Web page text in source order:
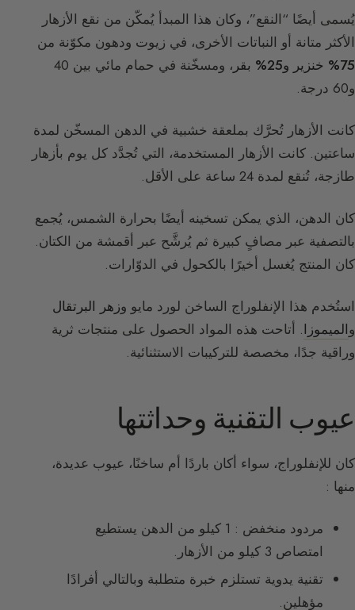
يُسمى أيضًا “النقع”، وكان هذا المبدأ يُمكّن من نقع الأزهار
الأكثر متانة أو النباتات الأخرى، في زيوت ودهون مكوّنة من
75% خنزير و25% بقر
، ومسخّنة في حمام مائي بين 40
و60 درجة.
كانت الأزهار تُحرَّك بملعقة خشبية في الدهن المسخّن لمدة
ساعتين. كانت الأزهار المستخدمة، التي تُجدَّد كل يوم بأزهار
طازجة، تُنقع لمدة 24 ساعة على الأقل.
كان الدهن، الذي يمكن تسخينه أيضًا بحرارة الشمس، يُجمع
بالتصفية عبر مصافٍ كبيرة ثم يُرشَّح عبر أقمشة من الكتان.
كان المنتج يُغسل أخيرًا بالكحول في الدوّارات.
استُخدم هذا الإنفلوراج الساخن لورد مايو وزهر البرتقال
والميموزا. أتاحت هذه المواد الحصول على منتجات ثرية
وراقية جدًا، مخصصة للتركيبات الاستثنائية.
عيوب التقنية وحداثتها
كان للإنفلوراج، سواء أكان باردًا أم ساخنًا، عيوب عديدة،
منها :
مردود منخفض : 1 كيلو من الدهن يستطيع
امتصاص 3 كيلو من الأزهار.
تقنية يدوية تستلزم خبرة متطلبة وبالتالي أفرادًا
مؤهلين.